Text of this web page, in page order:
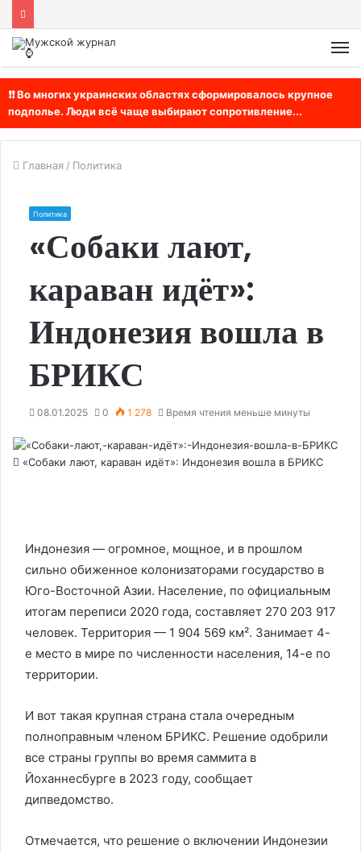
❗❗ Во многих украинских областях сформировалось крупное
подполье. Люди всё чаще выбирают сопротивление...
Главная / Политика
Политика
«Собаки лают,
караван идёт»:
Индонезия вошла в
БРИКС
08.01.2025 0 1 278 Время чтения меньше минуты
«Собаки лают, караван идёт»: Индонезия вошла в БРИКС
Индонезия — огромное, мощное, и в прошлом
сильно обиженное колонизаторами государство в
Юго-Восточной Азии. Население, по официальным
итогам переписи 2020 года, составляет 270 203 917
человек. Территория — 1 904 569 км². Занимает 4-
е место в мире по численности населения, 14-е по
территории.
И вот такая крупная страна стала очередным
полноправным членом БРИКС. Решение одобрили
все страны группы во время саммита в
Йоханнесбурге в 2023 году, сообщает
дипведомство.
Отмечается, что решение о включении Индонезии